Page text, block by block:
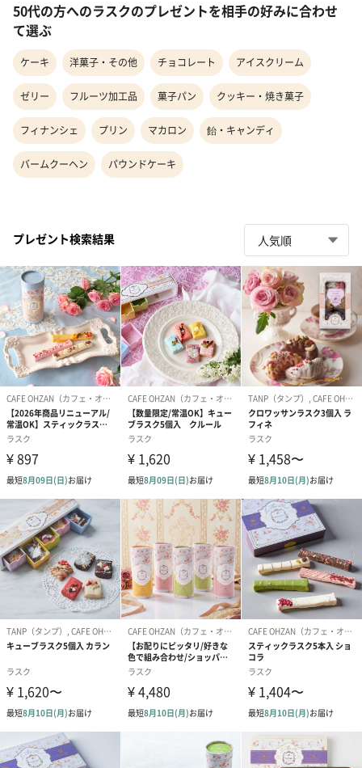
50代の方へのラスクのプレゼントを相手の好みに合わせ
て選ぶ
ケーキ 洋菓子・その他 チョコレート アイスクリーム
ゼリー フルーツ加工品 菓子パン クッキー・焼き菓子
フィナンシェ プリン マカロン 飴・キャンディ
バームクーヘン パウンドケーキ
プレゼント検索結果